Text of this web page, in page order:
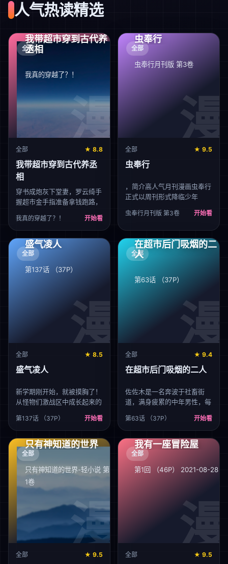
人气热读精选
全部
我带超市穿到古代养
丞相
我真的穿越了？！
全部 ★ 8.8
我带超市穿到古代养丞
相
穿书成炮灰下堂妻，罗云绮手
握超市金手指准备拿钱跑路，
她含泪投喂冷面权臣换口粮，
却把高冷男主养成了粘人精。
面对红烛嫁衣及封死的门窗，
罗云绮怒掀剧本：“说好的各
走各的道呢？这届男主根本不
按套路来啊！”
我真的穿越了？！ 开始看
全部
虫奉行
虫奉行月刊版 第3卷
全部 ★ 9.5
虫奉行
，简介高人气月刊漫画虫奉行
正式以周刊形式降临少年
奉行」为基础打造的新的故
虫，国家设立「虫奉行」机
构，而少年月岛仁兵卫也将以
虫奉行的身份大显身手
画，请大家拭目以待吧
虫奉行月刊版 第3卷 开始看
全部
盛气凌人
第137话 （37P）
全部 ★ 8.5
盛气凌人
新学期刚开始，就被摸胸了！
从怪物们激战区中成长起来的
到。但偏偏对方成了同社团的
学弟，还被看到了软弱的一
面！冷面学姐与狂妄学弟，会
迸发出怎样的火花呢？
第137话 （37P） 开始看
全部
在超市后门吸烟的二
人
第63话 （37P）
全部 ★ 9.4
在超市后门吸烟的二人
佐佐木是一名奔波于社畜街
道，满身疲累的中年男性，每
常去的超市的女性店员——山
田小姐的灿烂笑容。在某个忙
碌一天疲惫不堪的夜晚，前来
寻求治愈的佐佐木不仅没有看
到山田小姐，连吸烟的地方也
都找不到了…。消沉的佐佐木
的是一名奇妆异服 服、自称
第63话 （37P） 开始看
全部
只有神知道的世界
只有神知道的世界-轻小说 第
1卷
全部 ★ 9.5
全部
我有一座冒险屋
第1回 （46P） 2021-08-28
全部 ★ 9.5